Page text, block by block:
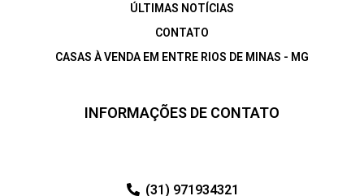
ÚLTIMAS NOTÍCIAS
CONTATO
CASAS À VENDA EM ENTRE RIOS DE MINAS - MG
INFORMAÇÕES DE CONTATO
(31) 971934321